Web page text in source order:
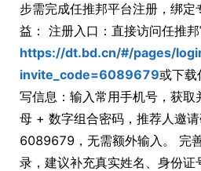
步需完成任推邦平台注册，绑定
益： 注册入口：直接访问任推
https://dt.bd.cn/#/pages/
invite_code=6089679或下载
写信息：输入常用手机号，获取
母 + 数字组合密码，推荐人邀
6089679，无需额外输入。 完
录，建议补充真实姓名、身份证